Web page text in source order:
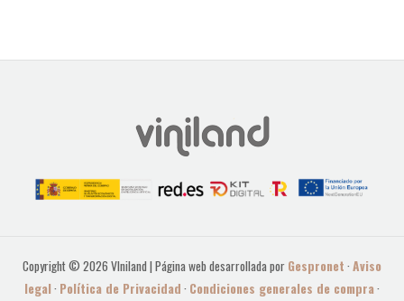
Copyright © 2026 VIniland | Página web desarrollada por Gespronet · Aviso
legal · Política de Privacidad · Condiciones generales de compra·